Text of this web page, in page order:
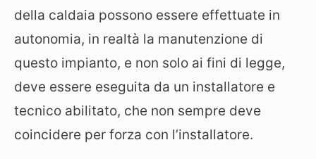
della caldaia possono essere effettuate in
autonomia, in realtà la manutenzione di
questo impianto, e non solo ai fini di legge,
deve essere eseguita da un installatore e
tecnico abilitato, che non sempre deve
coincidere per forza con l’installatore.